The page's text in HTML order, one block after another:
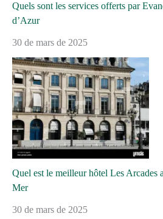
Quels sont les services offerts par
d’Azur
30 de mars de 2025
Quel est le meilleur hôtel Les Arcades
Mer
30 de mars de 2025